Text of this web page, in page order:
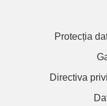
Protecția
Directiva